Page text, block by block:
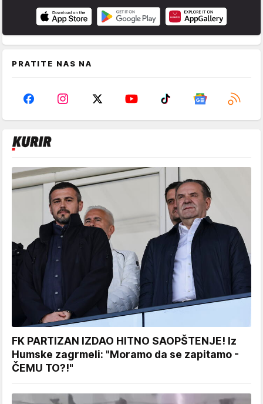
PRATITE NAS NA
FK PARTIZAN IZDAO HITNO SAOPŠTENJE! Iz
Humske zagrmeli: "Moramo da se zapitamo -
ČEMU TO?!"